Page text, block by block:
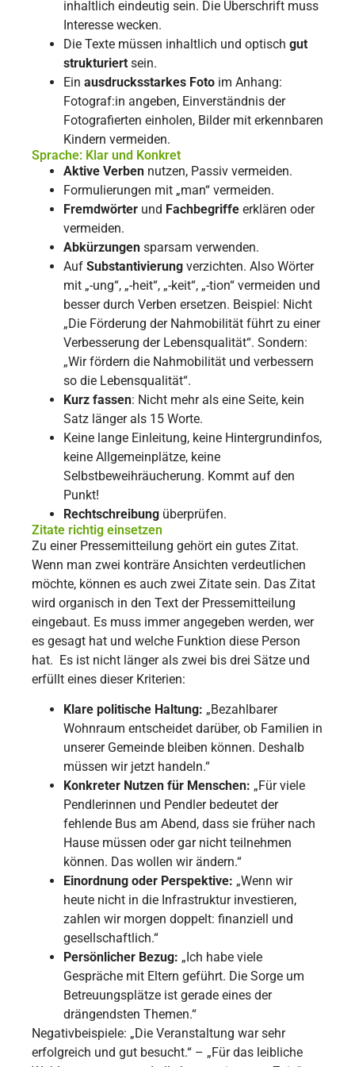
inhaltlich eindeutig sein. Die Überschrift muss
Interesse wecken.
Die Texte müssen inhaltlich und optisch gut
strukturiert sein.
Ein ausdrucksstarkes Foto im Anhang:
Fotograf:in angeben, Einverständnis der
Fotografierten einholen, Bilder mit erkennbaren
Kindern vermeiden.
Sprache: Klar und Konkret
Aktive Verben nutzen, Passiv vermeiden.
Formulierungen mit „man“ vermeiden.
Fremdwörter und Fachbegriffe erklären oder
vermeiden.
Abkürzungen sparsam verwenden.
Auf Substantivierung verzichten. Also Wörter
mit „-ung“, „-heit“, „-keit“, „-tion“ vermeiden und
besser durch Verben ersetzen. Beispiel: Nicht
„Die Förderung der Nahmobilität führt zu einer
Verbesserung der Lebensqualität“. Sondern:
„Wir fördern die Nahmobilität und verbessern
so die Lebensqualität“.
Kurz fassen: Nicht mehr als eine Seite, kein
Satz länger als 15 Worte.
Keine lange Einleitung, keine Hintergrundinfos,
keine Allgemeinplätze, keine
Selbstbeweihräucherung. Kommt auf den
Punkt!
Rechtschreibung überprüfen.
Zitate richtig einsetzen
Zu einer Pressemitteilung gehört ein gutes Zitat.
Wenn man zwei konträre Ansichten verdeutlichen
möchte, können es auch zwei Zitate sein. Das Zitat
wird organisch in den Text der Pressemitteilung
eingebaut. Es muss immer angegeben werden, wer
es gesagt hat und welche Funktion diese Person
hat. Es ist nicht länger als zwei bis drei Sätze und
erfüllt eines dieser Kriterien:
Klare politische Haltung: „Bezahlbarer
Wohnraum entscheidet darüber, ob Familien in
unserer Gemeinde bleiben können. Deshalb
müssen wir jetzt handeln.“
Konkreter Nutzen für Menschen: „Für viele
Pendlerinnen und Pendler bedeutet der
fehlende Bus am Abend, dass sie früher nach
Hause müssen oder gar nicht teilnehmen
können. Das wollen wir ändern.“
Einordnung oder Perspektive: „Wenn wir
heute nicht in die Infrastruktur investieren,
zahlen wir morgen doppelt: finanziell und
gesellschaftlich.“
Persönlicher Bezug: „Ich habe viele
Gespräche mit Eltern geführt. Die Sorge um
Betreuungsplätze ist gerade eines der
drängendsten Themen.“
Negativbeispiele: „Die Veranstaltung war sehr
erfolgreich und gut besucht.“ – „Für das leibliche